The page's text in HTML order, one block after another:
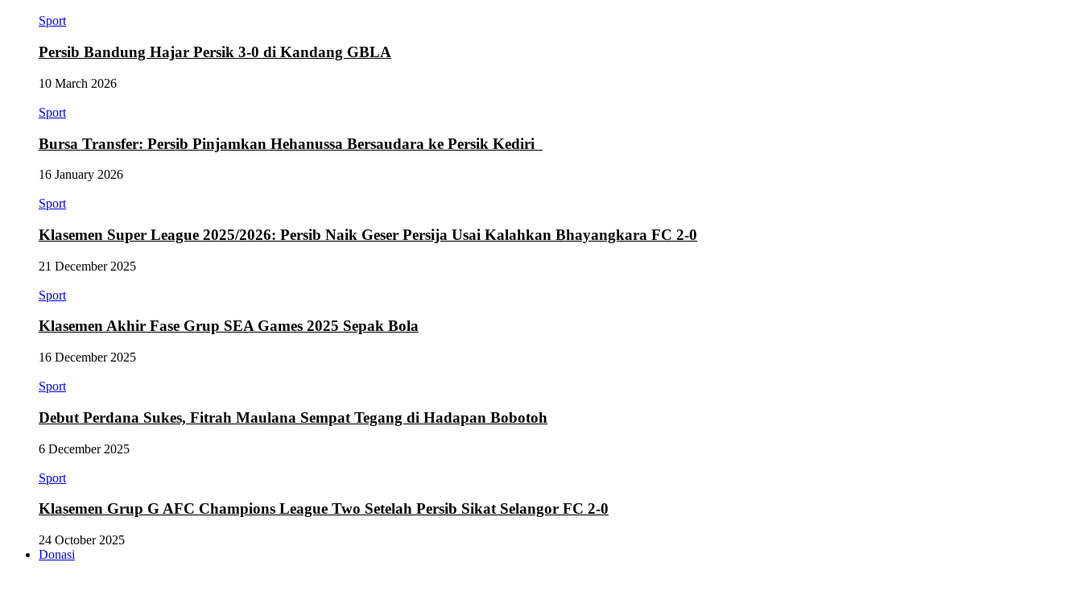
Sport
Persib Bandung Hajar Persik 3-0 di Kandang GBLA
10 March 2026
Sport
Bursa Transfer: Persib Pinjamkan Hehanussa Bersaudara ke Persik Kediri
16 January 2026
Sport
Klasemen Super League 2025/2026: Persib Naik Geser Persija Usai Kalahkan Bhayangkara FC 2-0
21 December 2025
Sport
Klasemen Akhir Fase Grup SEA Games 2025 Sepak Bola
16 December 2025
Sport
Debut Perdana Sukes, Fitrah Maulana Sempat Tegang di Hadapan Bobotoh
6 December 2025
Sport
Klasemen Grup G AFC Champions League Two Setelah Persib Sikat Selangor FC 2-0
24 October 2025
Donasi